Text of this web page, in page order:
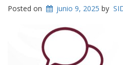
Posted on junio 9, 2025 by